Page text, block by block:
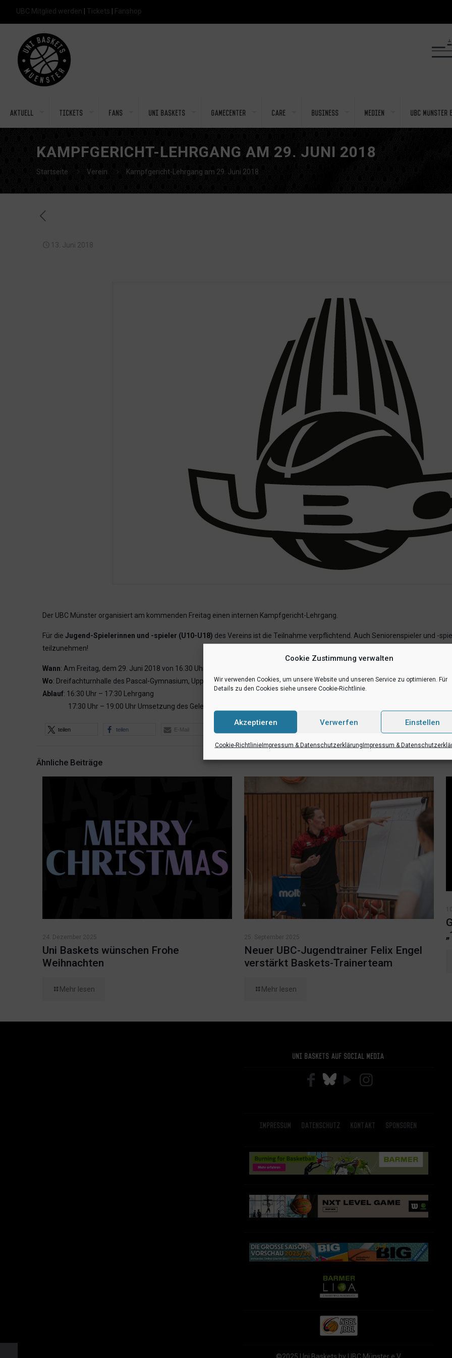
Cookie Zustimmung verwalten
Wir verwenden Cookies, um unsere Website und unseren Service zu optimieren. Für
Details zu den Cookies siehe unsere Cookie-Richtlinie.
Akzeptieren Verwerfen Einstellen
Cookie-RichtlinieImpressum & DatenschutzerklärungImpressum &
UBC Mitglied werden Tickets Fanshop
Aktuell Tickets Fans Uni Baskets Gamecenter Care Business Medien UBC Münster
KAMPFGERICHT-LEHRGANG AM 29. JUNI 2018
Startseite Verein Kampfgericht-Lehrgang am 29. Juni 2018
13. Juni 2018
Der UBC Münster organisiert am kommenden Freitag einen internen Kampfgericht-Lehrgang.
Für die Jugend-Spielerinnen und -spieler (U10-U18) des Vereins ist die Teilnahme verpflichtend. Auch Seniorenspieler und -
teilzunehmen!
Wann: Am Freitag, dem 29. Juni 2018 von 16.30 Uhr – 19:00 Uhr
Wo: Dreifachturnhalle des Pascal-Gymnasium, Uppenkampstiege 17, Münster
Ablauf: 16:30 Uhr – 17:30 Lehrgang
17:30 Uhr – 19:00 Uhr Umsetzung des Gelernten bei Spielen
teilen teilen E-Mail teilen
Ähnliche Beiträge
24. Dezember 2025
Uni Baskets wünschen Frohe
Weihnachten
Mehr lesen
25. September 2025
Neuer UBC-Jugendtrainer Felix Engel
verstärkt Baskets-Trainerteam
Mehr lesen
Uni Baskets auf Social Media
Impressum Datenschutz Kontakt Sponsoren